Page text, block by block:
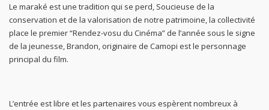
Le maraké est une tradition qui se perd, Soucieuse de la
conservation et de la valorisation de notre patrimoine, la collectivité
place le premier “Rendez-vosu du Cinéma” de l’année sous le signe
de la jeunesse, Brandon, originaire de Camopi est le personnage
principal du film.
L’entrée est libre et les partenaires vous espèrent nombreux à